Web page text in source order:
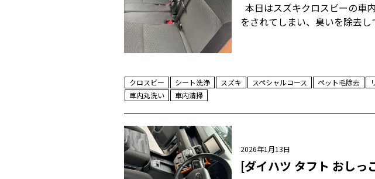
本日はスズキクロスビーの車
をされてしまい、臭いを除去
クロスビー シート洗浄 スズキ スペシャルコース ペット毛除去
車内丸洗い
車内清掃
2026年1月13日
[ダイハツ タフト おしっ